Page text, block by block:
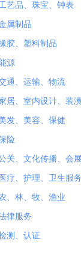
艺品、珠宝、钟表
属制品
胶、塑料制品
源
通、运输、物流
居、室内设计、装
发、美容、保健
险
关、文化传播、会
医疗、护理、卫生服
、林、牧、渔业
律服务
测、认证